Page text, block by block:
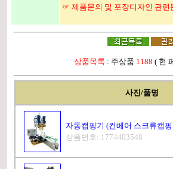
☞ 제품문의 및 포장디자인 관
상품목록 : 주상품 1188 ( 현
사진/품명
자동캡핑기 (컨베어 스크류캡
상품번호: 1774403548